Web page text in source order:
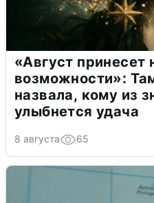
«Август принесет
возможности»:
назвала, кому из
улыбнется удача
8 августа 65